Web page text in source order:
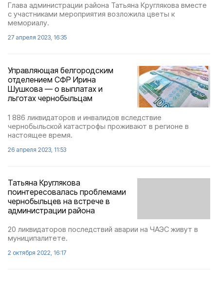
Глава администрации района Татьяна Круглякова вместе
с участниками мероприятия возложила цветы к
мемориалу.
27 апреля 2023, 16:35
Управляющая белгородским
отделением СФР Ирина
Шушкова — о выплатах и
льготах чернобыльцам
1 886 ликвидаторов и инвалидов вследствие
чернобыльской катастрофы проживают в регионе в
настоящее время.
26 апреля 2023, 11:53
Татьяна Круглякова
поинтересовалась проблемами
чернобыльцев на встрече в
администрации района
20 ликвидаторов последствий аварии на ЧАЭС живут в
муниципалитете.
2 октября 2022, 16:17